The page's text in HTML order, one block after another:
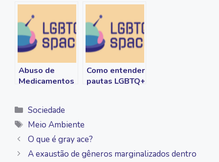
Abuso de
Medicamentos
Neurotípicas
Como entender
pautas LGBTQ+
Categorias
Sociedade
Tags
Meio Ambiente
O que é gray ace?
A exaustão de gêneros marginalizados dentro